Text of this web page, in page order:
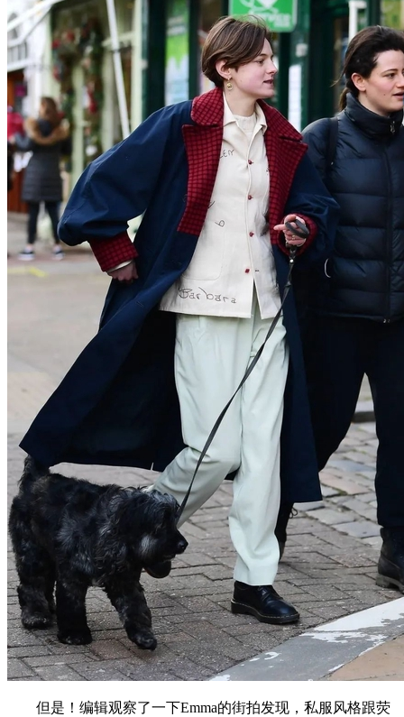
但是！编辑观察了一下Emma的街拍发现，私服风格跟荧